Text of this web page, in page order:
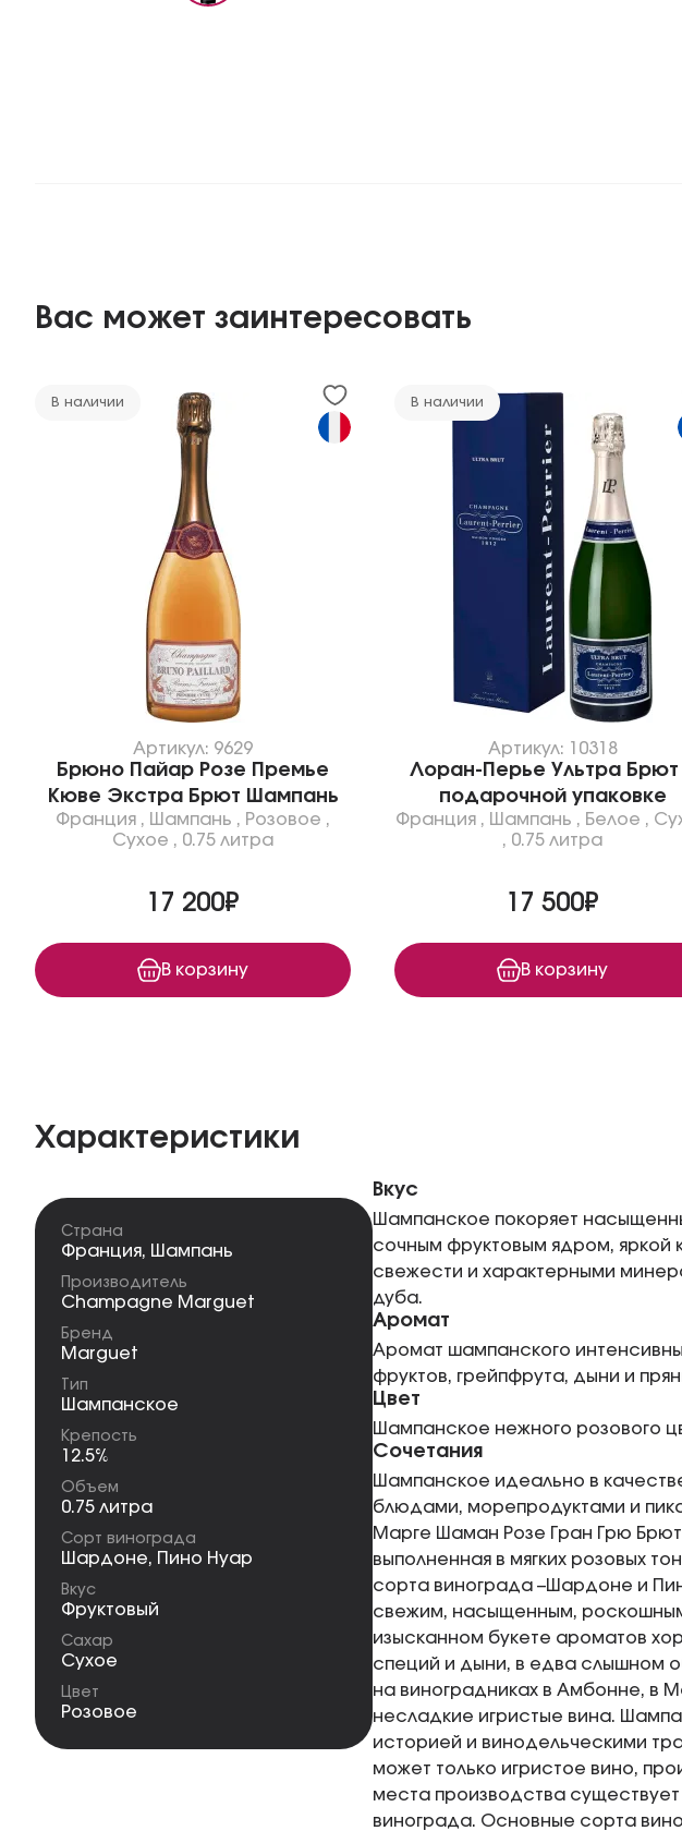
Вас может заинтересовать
В наличии
Артикул: 9629
Брюно Пайар Розе Премье
Кюве Экстра Брют Шампань
Франция , Шампань , Розовое ,
Сухое , 0.75 литра
17 200₽
В корзину
В наличии
Артикул: 10318
Лоран-Перье Ультра Брют
подарочной упаковке
Франция, Шампань , Белое ,
, 0.75 литра
17 500₽
В корзину
Характеристики
Страна
Франция, Шампань
Производитель
Champagne Marguet
Бренд
Marguet
Тип
Шампанское
Крепость
12.5%
Объем
0.75 литра
Сорт винограда
Шардоне, Пино Нуар
Вкус
Фруктовый
Сахар
Сухое
Цвет
Розовое
Вкус
Шампанское покоряет
сочным фруктовым ядром, яркой
свежести и характерными
дуба.
Аромат
Аромат шампанского
фруктов, грейпфрута, дыни и
Цвет
Шампанское нежного розового
Сочетания
Шампанское идеально в
блюдами, морепродуктами и
Марге Шаман Розе Гран Грю
выполненная в мягких розовых
сорта винограда –Шардоне и
свежим, насыщенным,
изысканном букете ароматов
специй и дыни, в едва слышном
на виноградниках в Амбонне, в
несладкие игристые вина.
историей и винодельческими
может только игристое вино,
места производства
винограда. Основные сорта